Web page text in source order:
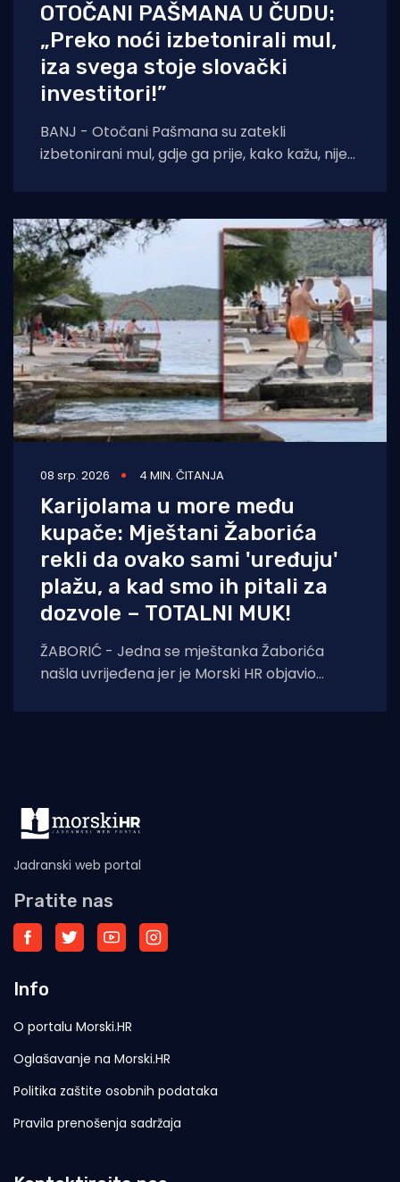
OTOČANI PAŠMANA U ČUDU:
„Preko noći izbetonirali mul,
iza svega stoje slovački
investitori!”
BANJ - Otočani Pašmana su zatekli
izbetonirani mul, gdje ga prije, kako kažu, nije
08 srp. 2026 4 MIN. ČITANJA
Karijolama u more među
kupače: Mještani Žaborića
rekli da ovako sami 'uređuju'
plažu, a kad smo ih pitali za
dozvole – TOTALNI MUK!
ŽABORIĆ - Jedna se mještanka Žaborića
našla uvrijeđena jer je Morski HR objavio
Jadranski web portal
Pratite nas
Info
O portalu Morski.HR
Oglašavanje na Morski.HR
Politika zaštite osobnih podataka
Pravila prenošenja sadržaja